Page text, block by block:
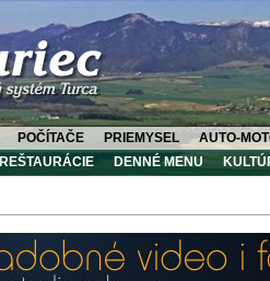
POČÍTAČE PRIEMYSEL
AUTO-
REŠTAURÁCIE DENNÉ MENU